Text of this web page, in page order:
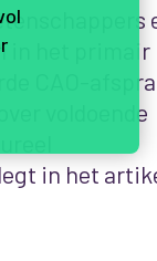
in het primair
CAO-
voldoende
in het